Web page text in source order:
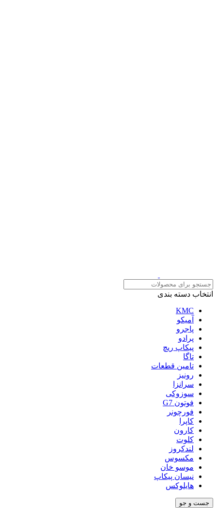
انتخاب دسته بندی
KMC
آمیکو
پاجرو
پرادو
پیکاپ ریچ
تاگا
تامین قطعات
رونیز
سرانزا
سوزوکی
فوتون G7
فورچونر
کاپرا
کارون
کلوت
لندکروز
مکسوس
موسو خان
نیسان پیکاپ
هایلوکس
جست و جو